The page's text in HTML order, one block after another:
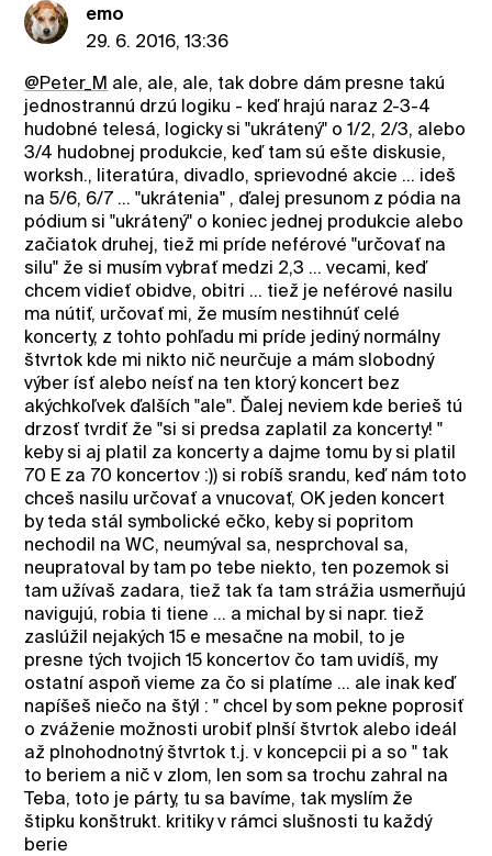
emo
29. 6. 2016, 13:36
@Peter_M ale, ale, ale, tak dobre dám presne takú
jednostrannú drzú logiku - keď hrajú naraz 2-3-4
hudobné telesá, logicky si "ukrátený" o 1/2, 2/3, alebo
3/4 hudobnej produkcie, keď tam sú ešte diskusie,
worksh., literatúra, divadlo, sprievodné akcie ... ideš
na 5/6, 6/7 ... "ukrátenia" , ďalej presunom z pódia na
pódium si "ukrátený" o koniec jednej produkcie alebo
začiatok druhej, tiež mi príde neférové "určovať na
silu" že si musím vybrať medzi 2,3 ... vecami, keď
chcem vidieť obidve, obitri ... tiež je neférové nasilu
ma nútiť, určovať mi, že musím nestihnúť celé
koncerty, z tohto pohľadu mi príde jediný normálny
štvrtok kde mi nikto nič neurčuje a mám slobodný
výber ísť alebo neísť na ten ktorý koncert bez
akýchkoľvek ďalších "ale". Ďalej neviem kde berieš tú
drzosť tvrdiť že "si si predsa zaplatil za koncerty! "
keby si aj platil za koncerty a dajme tomu by si platil
70 E za 70 koncertov :)) si robíš srandu, keď nám toto
chceš nasilu určovať a vnucovať, OK jeden koncert
by teda stál symbolické ečko, keby si popritom
nechodil na WC, neumýval sa, nesprchoval sa,
neupratoval by tam po tebe niekto, ten pozemok si
tam užívaš zadara, tiež tak ťa tam strážia usmerňujú
navigujú, robia ti tiene ... a michal by si napr. tiež
zaslúžil nejakých 15 e mesačne na mobil, to je
presne tých tvojich 15 koncertov čo tam uvidíš, my
ostatní aspoň vieme za čo si platíme ... ale inak keď
napíšeš niečo na štýl : " chcel by som pekne poprosiť
o zváženie možnosti urobiť plnší štvrtok alebo ideál
až plnohodnotný štvrtok t.j. v koncepcii pi a so " tak
to beriem a nič v zlom, len som sa trochu zahral na
Teba, toto je párty, tu sa bavíme, tak myslím že
štipku konštrukt. kritiky v rámci slušnosti tu každý
berie